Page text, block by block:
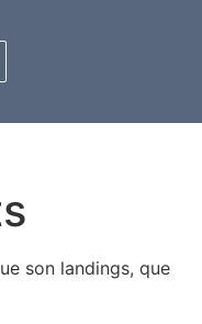
son landings, que